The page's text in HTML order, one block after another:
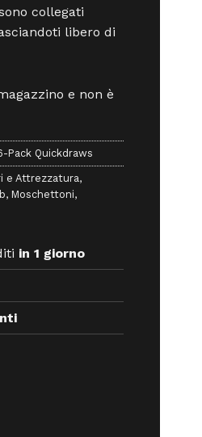
collegati
libero di
e non è
Pack Quickdraws
e Attrezzatura,
, Moschettoni,
in 1 giorno